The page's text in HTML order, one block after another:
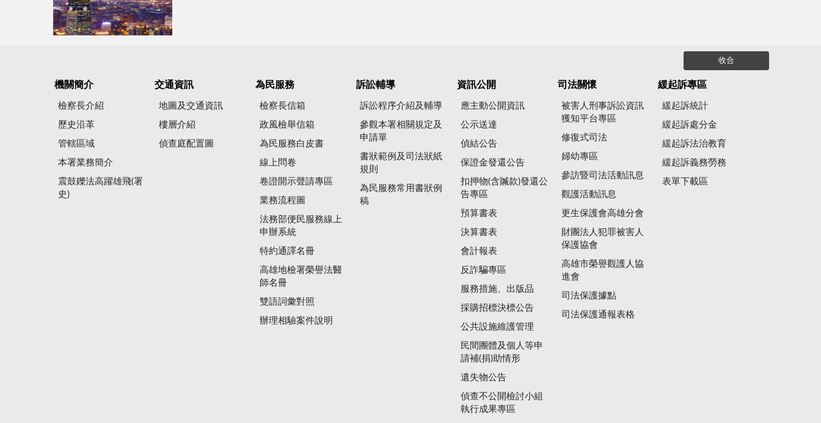
收合
機關簡介
檢察長介紹
歷史沿革
管轄區域
本署業務簡介
震鼓鑠法高躍雄飛(署
史)
交通資訊
地圖及交通資訊
樓層介紹
偵查庭配置圖
為民服務
檢察長信箱
政風檢舉信箱
為民服務白皮書
線上問卷
卷證開示聲請專區
業務流程圖
法務部便民服務線上
申辦系統
特約通譯名冊
高雄地檢署榮譽法醫
師名冊
雙語詞彙對照
辦理相驗案件說明
訴訟輔導
訴訟程序介紹及輔導
參觀本署相關規定及
申請單
書狀範例及司法狀紙
規則
為民服務常用書狀例
稿
資訊公開
應主動公開資訊
公示送達
偵結公告
保證金發還公告
扣押物(含贓款)發還公
告專區
預算書表
決算書表
會計報表
反詐騙專區
服務措施、出版品
採購招標決標公告
公共設施維護管理
民間團體及個人等申
請補(捐)助情形
遺失物公告
偵查不公開檢討小組
執行成果專區
司法關懷
被害人刑事訴訟資訊
獲知平台專區
修復式司法
婦幼專區
參訪暨司法活動訊息
觀護活動訊息
更生保護會高雄分會
財團法人犯罪被害人
保護協會
高雄市榮譽觀護人協
進會
司法保護據點
司法保護通報表格
緩起訴專區
緩起訴統計
緩起訴處分金
緩起訴法治教育
緩起訴義務勞務
表單下載區